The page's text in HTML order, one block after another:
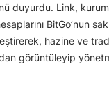
duyurdu. Link,
BitGo’nun
hazine ve
görüntüleyip